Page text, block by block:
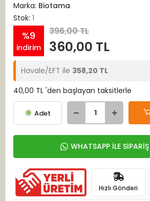
Marka: Biotama
Stok: 1
%9
indirim
396,00 TL
360,00 TL
Havale/EFT ile 358,20 TL
40,00 TL 'den başlayan taksitlerle
Adet
WHATSAPP İLE
Hızlı Gönderi